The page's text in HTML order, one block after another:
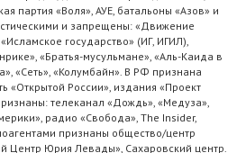
партия «Воля», АУЕ, батальоны «Азов» и
и запрещены: «Движение
государство» (ИГ, ИГИЛ),
«Братья-мусульмане», «Аль-Каида в
«Сеть», «Колумбайн». В РФ признана
«Открытой России», издания «Проект
телеканал «Дождь», «Медуза»,
радио «Свобода», The Insider,
признаны общество/центр
Центр Юрия Левады», Сахаровский центр.